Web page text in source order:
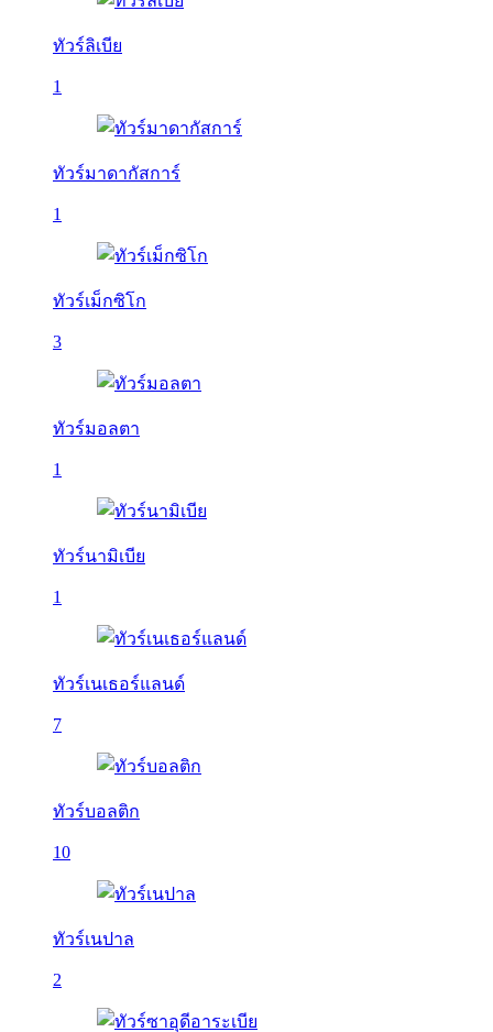
ทัวร์ลิเบีย
1
ทัวร์มาดากัสการ์
1
ทัวร์เม็กซิโก
3
ทัวร์มอลตา
1
ทัวร์นามิเบีย
1
ทัวร์เนเธอร์แลนด์
7
ทัวร์บอลติก
10
ทัวร์เนปาล
2